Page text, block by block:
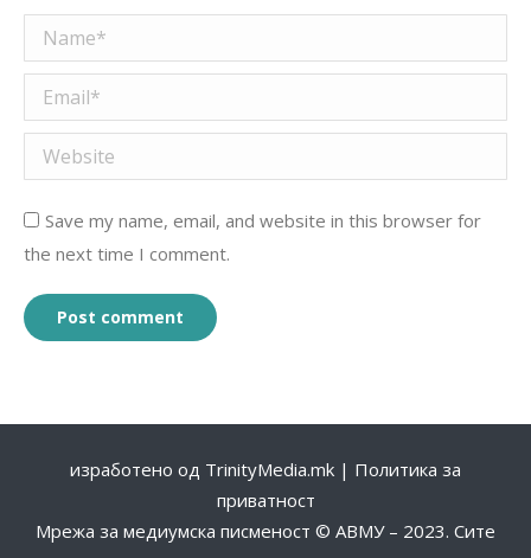
Name *
Email *
Website
Save my name, email, and website in this browser for
the next time I comment.
Post comment
изработено од TrinityMedia.mk | Политика за
приватност
Мрежа за медиумска писменост © АВМУ – 2023. Сите